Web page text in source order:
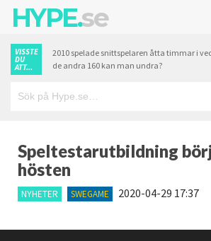
HYPE.se
VISSTE
DU
ATT...
2010 spelade snittspelaren åtta timmar i
de andra 160 kan man undra?
Speltestarutbildning
hösten
NYHETER SWEGAME 2020-04-29 17:37